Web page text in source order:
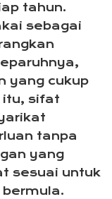
tahun.
sebagai
yang cukup
itu, sifat
tanpa
yang
sesuai untuk